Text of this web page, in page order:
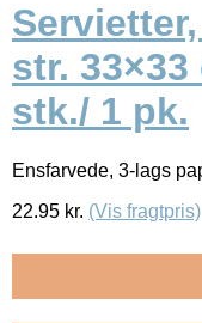
str.
stk./ 1 pk.
Ensfarvede, 3-lags
22.95 kr. (Vis fragtpris)